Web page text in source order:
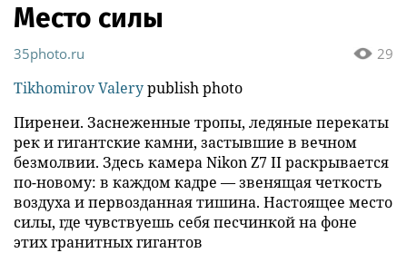
Место силы
29
35photo.ru
Tikhomirov Valerypublish photo
Пиренеи. Заснеженные тропы, ледяные перекаты
рек и гигантские камни, застывшие в вечном
безмолвии. Здесь камера Nikon Z7 II раскрывается
по-новому: в каждом кадре — звенящая четкость
воздуха и первозданная тишина. Настоящее место
силы, где чувствуешь себя песчинкой на фоне
этих гранитных гигантов